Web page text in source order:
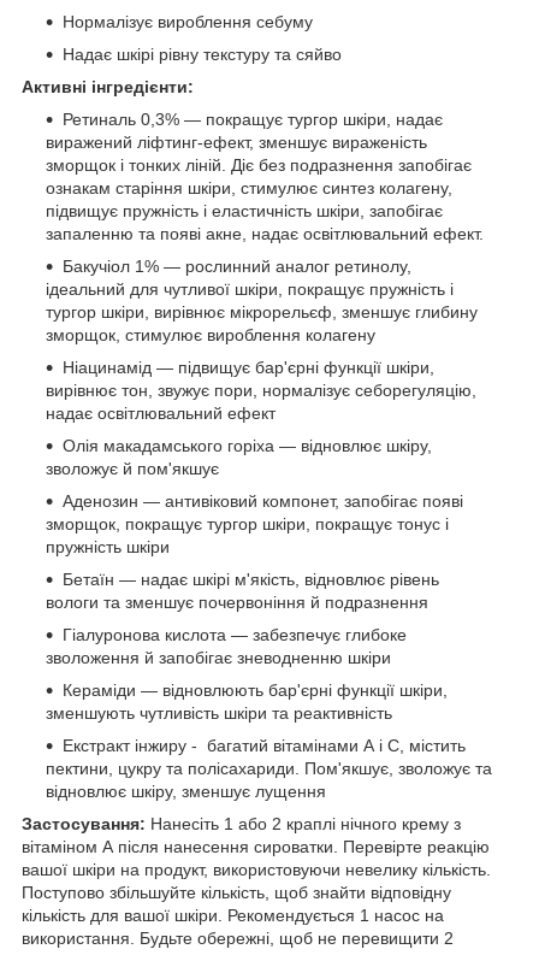
Нормалізує вироблення себуму
Надає шкірі рівну текстуру та сяйво
Активні інгредієнти:
Ретиналь 0,3% — покращує тургор шкіри, надає
виражений ліфтинг-ефект, зменшує вираженість
зморщок і тонких ліній. Діє без подразнення запобігає
ознакам старіння шкіри, стимулює синтез колагену,
підвищує пружність і еластичність шкіри, запобігає
запаленню та появі акне, надає освітлювальний ефект.
Бакучіол 1% — рослинний аналог ретинолу,
ідеальний для чутливої шкіри, покращує пружність і
тургор шкіри, вирівнює мікрорельєф, зменшує глибину
зморщок, стимулює вироблення колагену
Ніацинамід — підвищує бар'єрні функції шкіри,
вирівнює тон, звужує пори, нормалізує себорегуляцію,
надає освітлювальний ефект
Олія макадамського горіха — відновлює шкіру,
зволожує й пом'якшує
Аденозин — антивіковий компонет, запобігає появі
зморщок, покращує тургор шкіри, покращує тонус і
пружність шкіри
Бетаїн — надає шкірі м'якість, відновлює рівень
вологи та зменшує почервоніння й подразнення
Гіалуронова кислота — забезпечує глибоке
зволоження й запобігає зневодненню шкіри
Кераміди — відновлюють бар'єрні функції шкіри,
зменшують чутливість шкіри та реактивність
Екстракт інжиру - багатий вітамінами А і С, містить
пектини, цукру та полісахариди. Пом'якшує, зволожує та
відновлює шкіру, зменшує лущення
Застосування: Нанесіть 1 або 2 краплі нічного крему з
вітаміном А після нанесення сироватки. Перевірте реакцію
вашої шкіри на продукт, використовуючи невелику кількість.
Поступово збільшуйте кількість, щоб знайти відповідну
кількість для вашої шкіри. Рекомендується 1 насос на
використання. Будьте обережні, щоб не перевищити 2